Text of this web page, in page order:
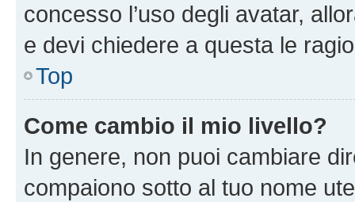
concesso l’uso degli avatar,
e devi chiedere a questa le
Top
Come cambio il mio livello?
In genere, non puoi cambiare
compaiono sotto al tuo nome